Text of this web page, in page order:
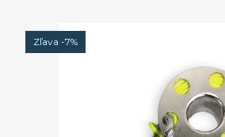
Zľava -7%